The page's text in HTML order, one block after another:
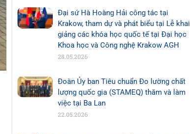
Đại sứ Hà Hoàng Hải công tác tại
Krakow, tham dự và phát biểu tại Lễ khai
giảng các khóa học quốc tế tại Đại học
Khoa học và Công nghệ Krakow AGH
28.05.2026
Đoàn Ủy ban Tiêu chuẩn Đo lường chất
lượng quốc gia (STAMEQ) thăm và làm
việc tại Ba Lan
22.05.2026